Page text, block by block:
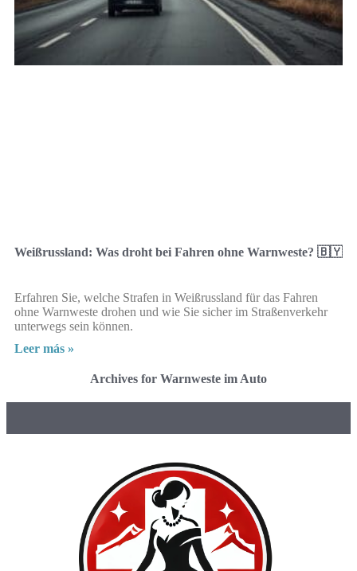
Weißrussland: Was droht bei Fahren ohne Warnweste? 🇧🇾
Erfahren Sie, welche Strafen in Weißrussland für das Fahren
ohne Warnweste drohen und wie Sie sicher im Straßenverkehr
unterwegs sein können.
Leer más »
Archives for Warnweste im Auto